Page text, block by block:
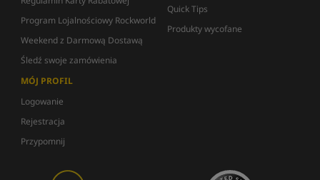
Program Lojalnościowy Rockworld
Weekend z Darmową Dostawą
Śledź swoje zamówienia
Quick Tips
Produkty wycofane
MÓJ PROFIL
Logowanie
Rejestracja
Przypomnij